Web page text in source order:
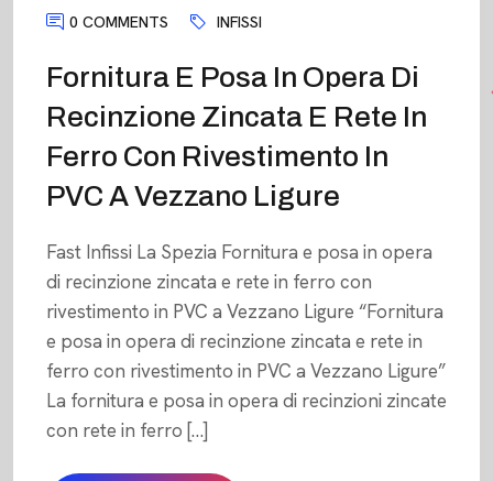
0 COMMENTS
INFISSI
Fornitura E Posa In Opera Di
Recinzione Zincata E Rete In
Ferro Con Rivestimento In
PVC A Vezzano Ligure
Fast Infissi La Spezia Fornitura e posa in opera
di recinzione zincata e rete in ferro con
rivestimento in PVC a Vezzano Ligure “Fornitura
e posa in opera di recinzione zincata e rete in
ferro con rivestimento in PVC a Vezzano Ligure”
La fornitura e posa in opera di recinzioni zincate
con rete in ferro […]